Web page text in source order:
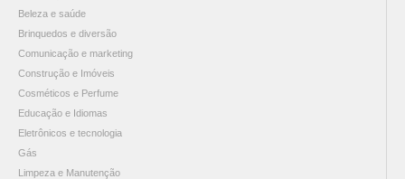
Beleza e saúde
Brinquedos e diversão
Comunicação e marketing
Construção e Imóveis
Cosméticos e Perfume
Educação e Idiomas
Eletrônicos e tecnologia
Gás
Limpeza e Manutenção